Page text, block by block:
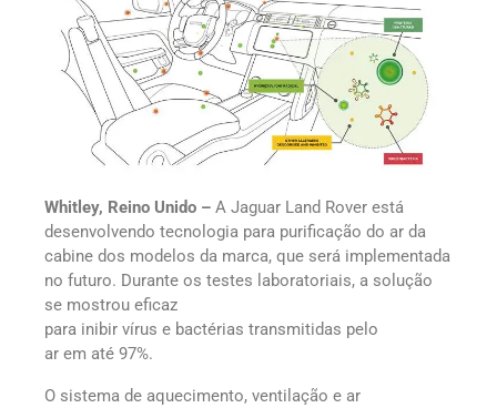
Whitley, Reino Unido – A Jaguar Land Rover está
desenvolvendo tecnologia para purificação do ar da
cabine dos modelos da marca, que será implementada
no futuro. Durante os testes laboratoriais, a solução
se mostrou eficaz
para inibir vírus e bactérias transmitidas pelo
ar em até 97%.
O sistema de aquecimento, ventilação e ar